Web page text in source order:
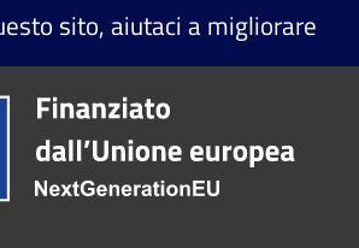
sito, aiutaci a migliorare